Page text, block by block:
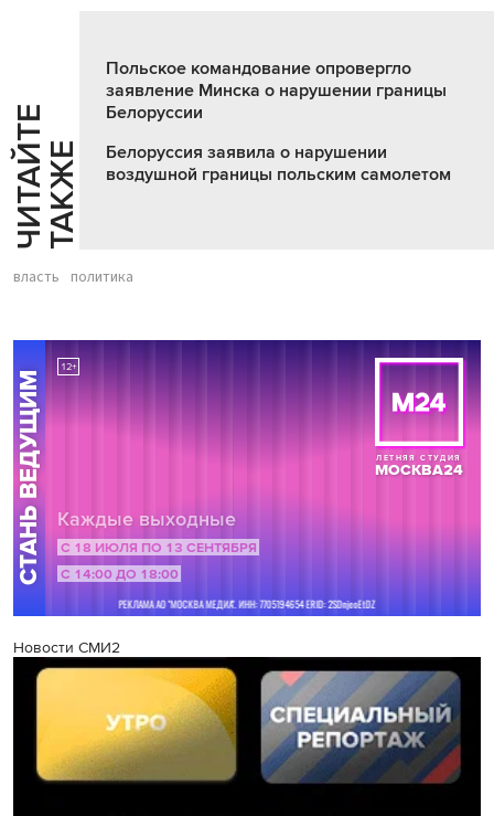
Ч
И
Т
АЙ
Т
Е
Т
А
К
ЖЕ
Польское командование опровергло
заявление Минска о нарушении границы
Белоруссии
Белоруссия заявила о нарушении
воздушной границы польским самолетом
власть политика
Новости СМИ2